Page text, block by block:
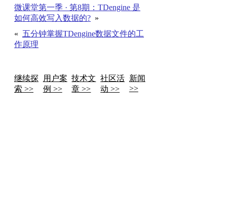
微课堂第一季 · 第8期：TDengine 是
如何高效写入数据的? »
« 五分钟掌握TDengine数据文件的工
作原理
继续探
索 >>
用户案
例 >>
技术文
章 >>
社区活
动 >>
新闻
>>